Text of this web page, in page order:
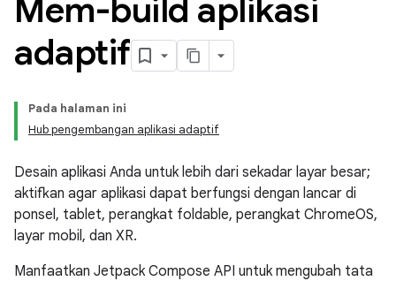
Mem-build aplikasi
adaptif
Pada halaman ini
Hub pengembangan aplikasi adaptif
Desain aplikasi Anda untuk lebih dari sekadar layar besar;
aktifkan agar aplikasi dapat berfungsi dengan lancar di
ponsel, tablet, perangkat foldable, perangkat ChromeOS,
layar mobil, dan XR.
Manfaatkan Jetpack Compose API untuk mengubah tata